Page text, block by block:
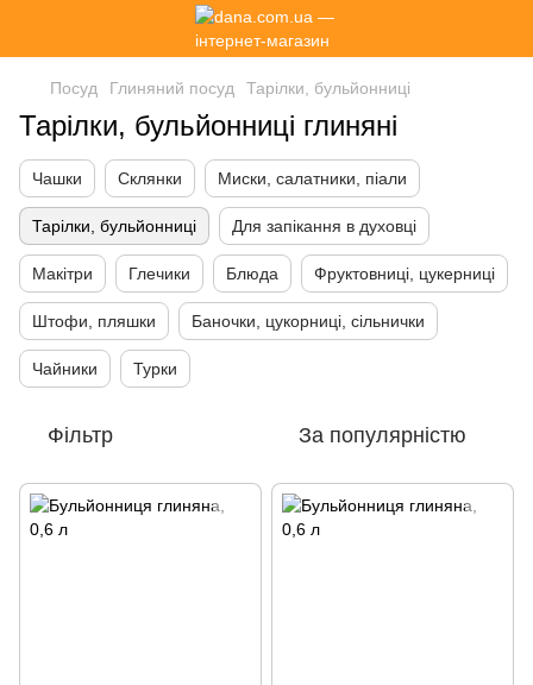
Посуд Глиняний посуд Тарілки, бульйонниці
Тарілки, бульйонниці глиняні
Чашки Склянки Миски, салатники, піали
Тарілки, бульйонниці Для запікання в духовці
Макітри Глечики Блюда Фруктовниці, цукерниці
Штофи, пляшки Баночки, цукорниці, сільнички
Чайники Турки
Фільтр За популярністю